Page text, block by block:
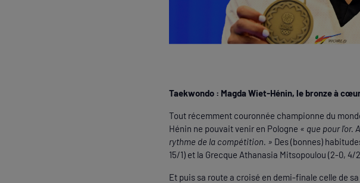
Taekwondo : Magda Wiet-Hénin, le bronze à
Tout récemment couronnée championne du
Hénin ne pouvait venir en Pologne « que pour
rythme de la compétition. » Des (bonnes)
15/1) et la Grecque Athanasia Mitsopoulou (2-0, 4/
Et puis sa route a croisé en demi-finale celle de